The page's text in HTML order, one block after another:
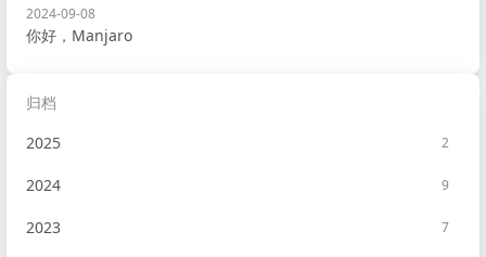
2024-09-08
你好，Manjaro
归档
2025
2
2024 9
2023 7